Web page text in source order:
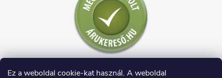
Ez a weboldal cookie-kat használ. A weboldal